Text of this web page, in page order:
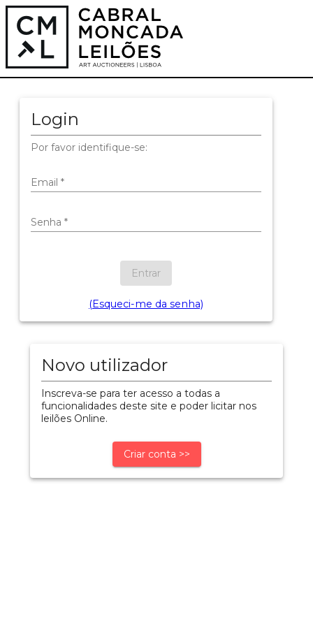
Login
Por favor identifique-se:
Email *
Senha *
Entrar
(Esqueci-me da senha)
Novo utilizador
Inscreva-se para ter acesso a todas a
funcionalidades deste site e poder licitar nos
leilões Online.
Criar conta >>